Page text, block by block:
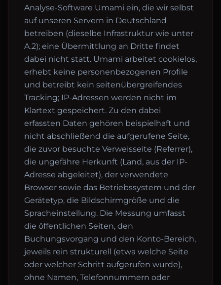
Analyse-Software Umami ein, die wir selbst
auf unseren Servern in Deutschland
betreiben (dieselbe Infrastruktur wie unter
A.2); eine Übermittlung an Dritte findet
dabei nicht statt. Umami arbeitet cookielos,
erhebt keine personenbezogenen Profile
und betreibt kein seitenübergreifendes
Tracking; IP-Adressen werden nicht im
Klartext gespeichert. Zu den dabei
erfassten Daten gehören beispielhaft und
nicht abschließend die aufgerufene Seite,
die zuvor besuchte Verweisseite (Referrer),
die ungefähre Herkunft (Land, aus der IP-
Adresse abgeleitet), der verwendete
Browser sowie das Betriebssystem und der
Gerätetyp, die Bildschirmgröße und die
Spracheinstellung. Die Messung umfasst
die öffentlichen Seiten, den
Buchungsvorgang und den Konto-Bereich,
jeweils rein strukturell (etwa welche Seite
oder welcher Schritt aufgerufen wurde),
ohne Namen, Telefonnummern oder